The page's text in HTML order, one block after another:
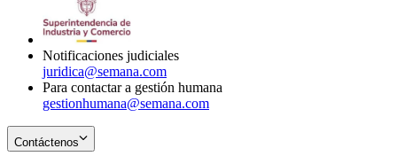
Notificaciones judiciales
juridica@semana.com
Para contactar a gestión humana
gestionhumana@semana.com
Contáctenos